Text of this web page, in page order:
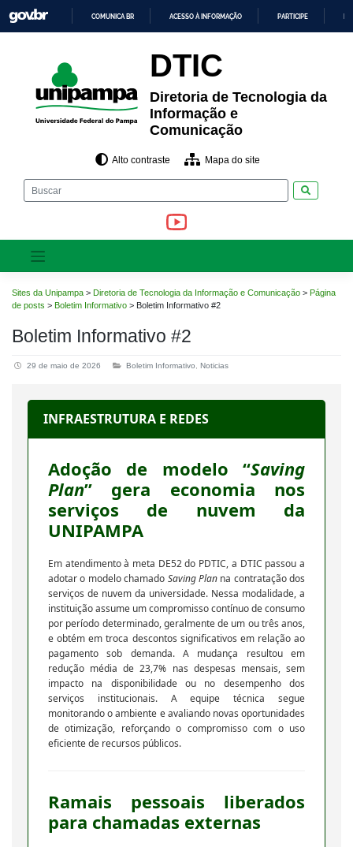
para
o
O
CONTEÚDO
COMUNICA BR ACESSO À INFORMAÇÃO PARTICIPE
DTIC
Diretoria de Tecnologia da
Informação e
Comunicação
Alto contraste Mapa do site
Sites da Unipampa > Diretoria de Tecnologia da Informação e Comunicação > Página
de posts > Boletim Informativo > Boletim Informativo #2
Boletim Informativo #2
29 de maio de 2026 Boletim Informativo Noticias
INFRAESTRUTURA E REDES
Adoção de modelo “Saving
Plan” gera economia nos
serviços de nuvem da
UNIPAMPA
Em atendimento à meta DE52 do PDTIC, a DTIC passou a
adotar o modelo chamado Saving Planna contratação dos
serviços de nuvem da universidade. Nessa modalidade, a
instituição assume um compromisso contínuo de consumo
por período determinado, geralmente de um ou três anos,
e obtém em troca descontos significativos em relação ao
pagamento sob demanda. A mudança resultou em
redução média de 23,7% nas despesas mensais, sem
impacto na disponibilidade ou no desempenho dos
serviços institucionais. A equipe técnica segue
monitorando o ambiente e avaliando novas oportunidades
de otimização, reforçando o compromisso com o uso
eficiente de recursos públicos.
Ramais pessoais liberados
para chamadas externas